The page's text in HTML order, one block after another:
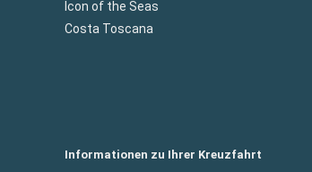
Icon of the Seas
Costa Toscana
Informationen zu Ihrer Kreuzfahrt